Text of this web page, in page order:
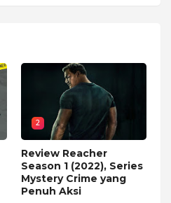
2
Review Reacher
Season 1 (2022), Series
Mystery Crime yang
Penuh Aksi